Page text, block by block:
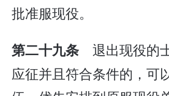
批准服现役。
第二十九条 退出现役的
应征并且符合条件的，可